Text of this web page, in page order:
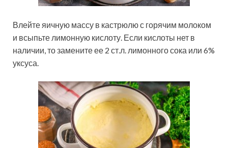
Влейте яичную массу в кастрюлю с горячим молоком
и всыпьте лимонную кислоту. Если кислоты нет в
наличии, то замените ее 2 ст.л. лимонного сока или 6%
уксуса.